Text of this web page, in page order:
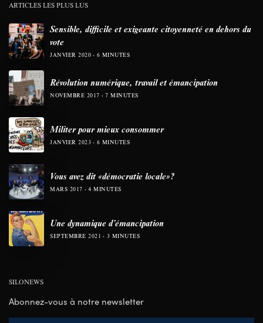
ARTICLES LES PLUS LUS
Sensible, difficile et exigeante citoyenneté en dehors du
vote
JANVIER 2020 6 MINUTES
Révolution numérique, travail et émancipation
NOVEMBRE 2017 7 MINUTES
Militer pour mieux consommer
JANVIER 2023 6 MINUTES
Vous avez dit «démocratie locale»?
MARS 2017 4 MINUTES
Une dynamique d’émancipation
SEPTEMBRE 2021 3 MINUTES
SILONEWS
Abonnez-vous à notre newsletter